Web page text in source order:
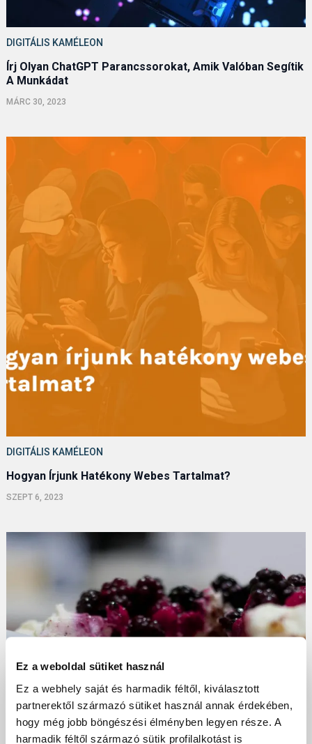
Ez a weboldal sütiket használ
Ez a webhely saját és harmadik féltől, kiválasztott
partnerektől származó sütiket használ annak érdekében,
hogy még jobb böngészési élményben legyen része. A
harmadik féltől származó sütik profilalkotást is
DIGITÁLIS KAMÉLEON
Írj Olyan ChatGPT Parancssorokat, Amik Valóban Segítik
A Munkádat
MÁRC 30, 2023
DIGITÁLIS KAMÉLEON
Hogyan Írjunk Hatékony Webes Tartalmat?
SZEPT 6, 2023